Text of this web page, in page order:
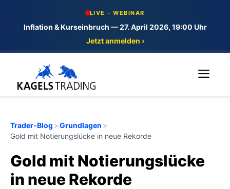
LIVE - WEBINAR
Inflation & Kurseinbruch — 27. April 2026, 19:00 Uhr
Jetzt anmelden ›
Trader-Blog >Grundlagen >
Gold mit Notierungslücke in neue Rekorde
Gold mit Notierungslücke
in neue Rekorde